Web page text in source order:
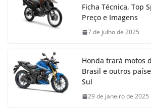
Ficha Técnica, Top
Preço e Imagens
7 de julho de 2025
Honda trará motos
Brasil e outros
Sul
29 de janeiro de 2025